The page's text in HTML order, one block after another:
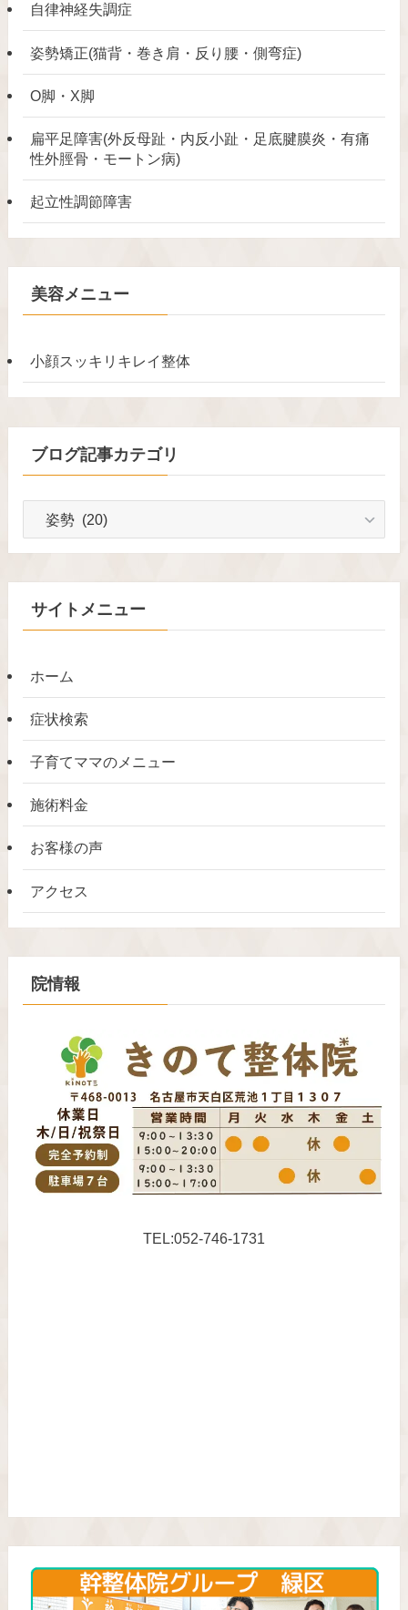
自律神経失調症
姿勢矯正(猫背・巻き肩・反り腰・側弯症)
O脚・X脚
扁平足障害(外反母趾・内反小趾・足底腱膜炎・有痛
性外脛骨・モートン病)
起立性調節障害
美容メニュー
小顔スッキリキレイ整体
ブログ記事カテゴリ
グ
事
サイトメニュー
ホーム
症状検索
子育てママのメニュー
施術料金
お客様の声
アクセス
院情報
TEL:052-746-1731